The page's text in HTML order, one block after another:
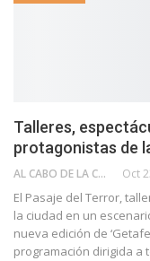
Talleres,
protagonistas de
AL CABO DE LA CALLE Oct
El Pasaje del Terror,
la ciudad en un
nueva edición de
programación dirigida a